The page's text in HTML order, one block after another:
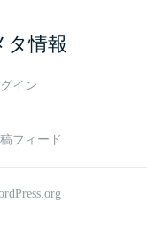
タ情報
イン
フィード